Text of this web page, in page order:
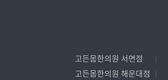
고든몸한의원 서면점
고든몸한의원 해운대점